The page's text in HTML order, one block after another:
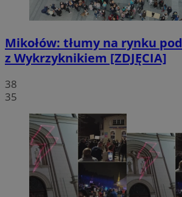
Mikołów: tłumy na rynku
z Wykrzyknikiem [ZDJĘCIA]
38
35